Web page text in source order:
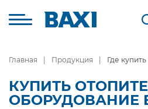
Главная Продукция Где купить
КУПИТЬ
ОБОРУДОВАНИЕ